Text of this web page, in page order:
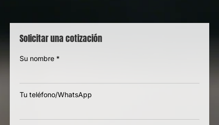
Solicitar una cotización
Su nombre *
Tu teléfono/WhatsApp